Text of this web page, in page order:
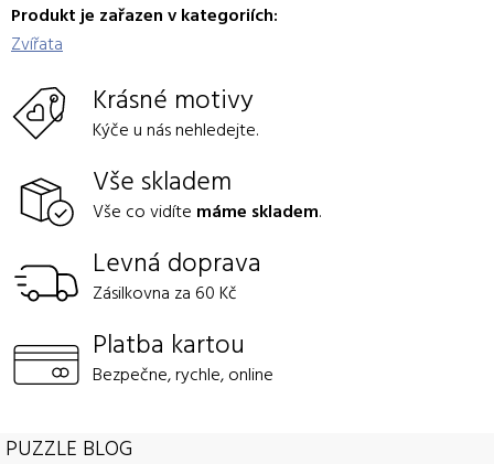
Produkt je zařazen v kategoriích:
Zvířata
Krásné motivy
Kýče u nás nehledejte.
Vše skladem
Vše co vidíte máme skladem.
Levná doprava
Zásilkovna za 60 Kč
Platba kartou
Bezpečne, rychle, online
PUZZLE BLOG